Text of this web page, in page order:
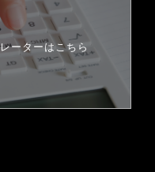
ーターはこちら